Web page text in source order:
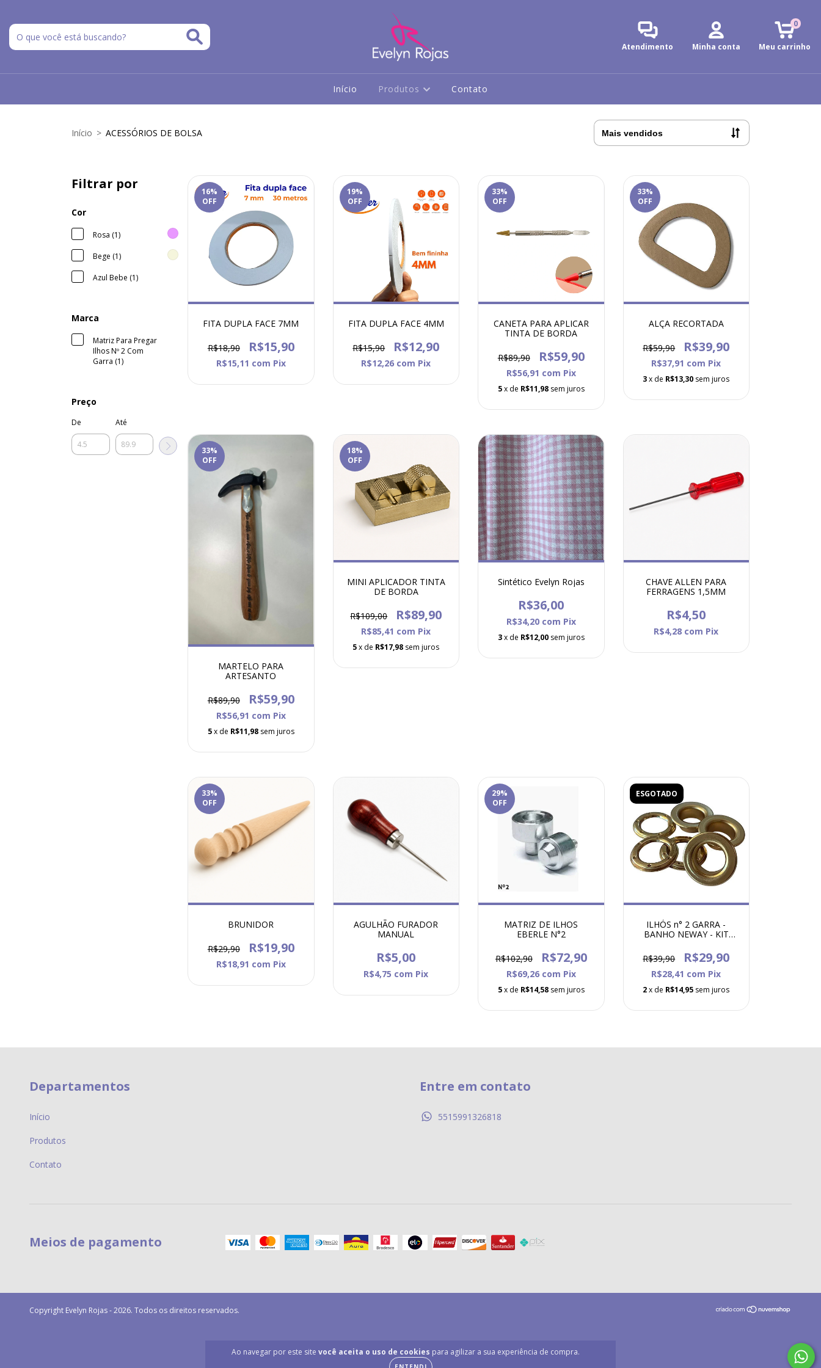
Atendimento Minha conta Meu carrinho
0
Início Produtos Contato
Ao navegar por este site você aceita o uso de cookies para agilizar a sua experiência de compra.
Início > ACESSÓRIOS DE BOLSA
Filtrar por
Cor
Rosa (1)
Bege (1)
Azul Bebe (1)
Marca
Matriz Para Pregar
Ilhos Nº 2 Com
Garra (1)
Preço
De Até
16%
OFF
FITA DUPLA FACE 7MM
R$18,90 R$15,90
R$15,11 com Pix
19%
OFF
FITA DUPLA FACE 4MM
R$15,90 R$12,90
R$12,26 com Pix
33%
OFF
CANETA PARA APLICAR
TINTA DE BORDA
R$89,90 R$59,90
R$56,91 com Pix
5x de R$11,98 sem juros
33%
OFF
ALÇA RECORTADA
R$59,90 R$39,90
R$37,91 com Pix
3x de R$13,30 sem juros
33%
OFF
MARTELO PARA
ARTESANTO
R$89,90 R$59,90
R$56,91 com Pix
5x de R$11,98 sem juros
18%
OFF
MINI APLICADOR TINTA
DE BORDA
R$109,00 R$89,90
R$85,41 com Pix
5x de R$17,98 sem juros
Sintético Evelyn Rojas
R$36,00
R$34,20 com Pix
3x de R$12,00 sem juros
CHAVE ALLEN PARA
FERRAGENS 1,5MM
R$4,50
R$4,28 com Pix
33%
OFF
BRUNIDOR
R$29,90 R$19,90
R$18,91 com Pix
AGULHÃO FURADOR
MANUAL
R$5,00
R$4,75 com Pix
29%
OFF
MATRIZ DE ILHOS
EBERLE N°2
R$102,90 R$72,90
R$69,26 com Pix
5x de R$14,58 sem juros
ESGOTADO
ILHÓS n° 2 GARRA -
BANHO NEWAY - KIT
R$39,90
R$29,90
R$28,41 com Pix
2x de R$14,95 sem juros
Departamentos
Início
Produtos
Contato
Entre em contato
5515991326818
Meios de pagamento
Copyright Evelyn Rojas - 2026. Todos os direitos reservados.